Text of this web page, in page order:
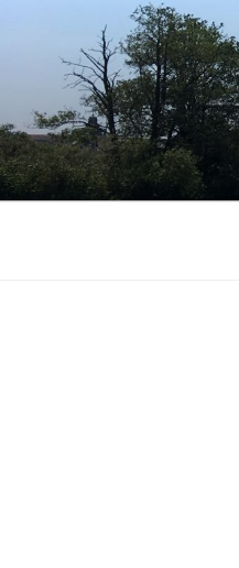
springen